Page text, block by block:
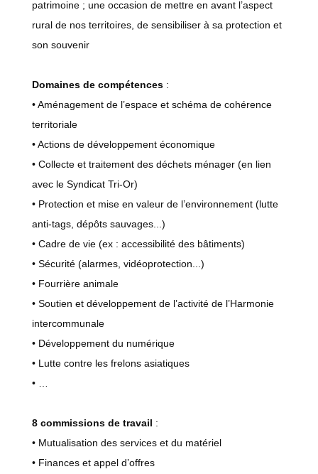
patrimoine ; une occasion de mettre en avant l’aspect
rural de nos territoires, de sensibiliser à sa protection et
son souvenir
Domaines de compétences :
• Aménagement de l’espace et schéma de cohérence
territoriale
• Actions de développement économique
• Collecte et traitement des déchets ménager (en lien
avec le Syndicat Tri-Or)
• Protection et mise en valeur de l’environnement (lutte
anti-tags, dépôts sauvages...)
• Cadre de vie (ex : accessibilité des bâtiments)
• Sécurité (alarmes, vidéoprotection...)
• Fourrière animale
• Soutien et développement de l’activité de l’Harmonie
intercommunale
• Développement du numérique
• Lutte contre les frelons asiatiques
• …
8 commissions de travail :
• Mutualisation des services et du matériel
• Finances et appel d’offres